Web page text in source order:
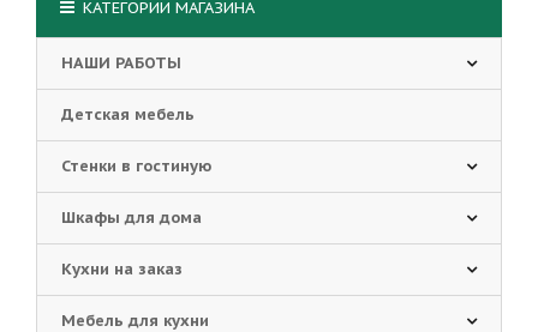
КАТЕГОРИИ МАГАЗИНА
НАШИ РАБОТЫ
Детская мебель
Стенки в гостиную
Шкафы для дома
Кухни на заказ
Мебель для кухни